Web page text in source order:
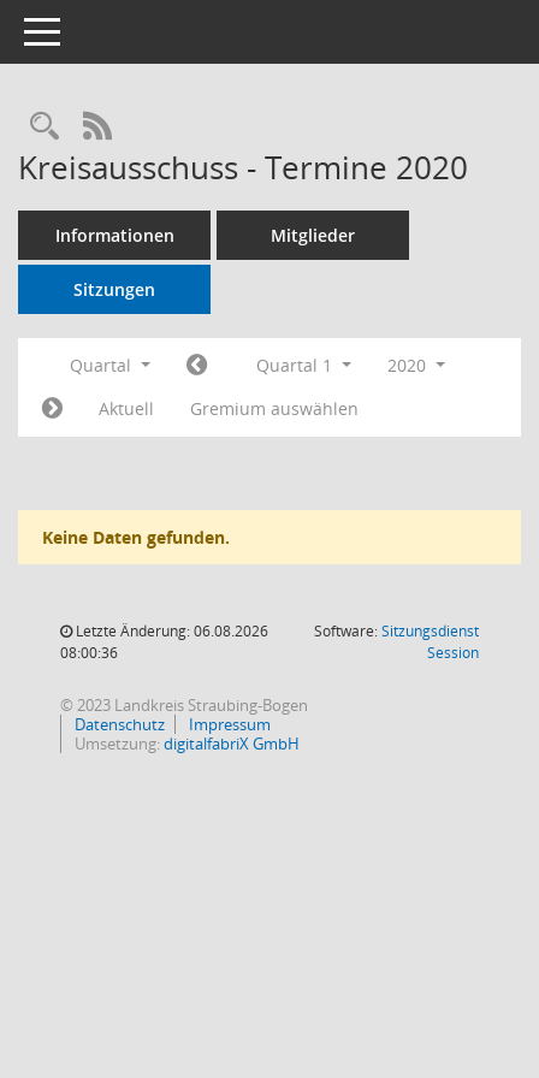
Toggle navigation
RSS-Feed
Kreisausschuss - Termine 2020
Informationen Mitglieder
Sitzungen
Quartal Quartal 1
2020
Aktuell
Gremium auswählen
Keine Daten gefunden.
Letzte Änderung: 06.08.2026
08:00:36
Software:Sitzungsdienst
Session(Wird in
© 2023 Landkreis Straubing-Bogen
Datenschutz
Impressum
Umsetzung:digitalfabriX GmbH